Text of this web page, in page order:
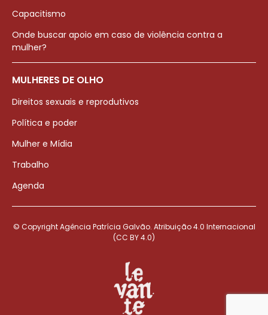
Capacitismo
Onde buscar apoio em caso de violência contra a
mulher?
MULHERES DE OLHO
Direitos sexuais e reprodutivos
Política e poder
Mulher e Mídia
Trabalho
Agenda
© Copyright Agência Patrícia Galvão. Atribuição 4.0 Internacional
(CC BY 4.0)